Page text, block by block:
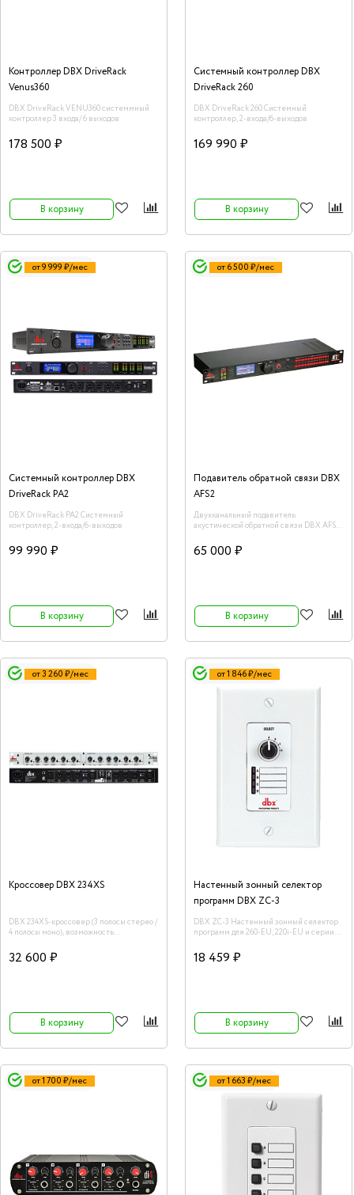
Контроллер DBX DriveRack
Venus360
DBX DriveRack VENU360 системмный
контроллер 3 входа/ 6 выходов
178 500 ₽
В корзину
Системный контроллер DBX
DriveRack 260
DBX DriveRack 260 Системный
контроллер, 2-входа/6-выходов
169 990 ₽
В корзину
от 9 999 ₽/мес
Системный контроллер DBX
DriveRack PA2
DBX DriveRack PA2 Системный
контроллер, 2-входа/6-выходов
99 990 ₽
В корзину
от 6 500 ₽/мес
Подавитель обратной связи DBX
AFS2
Двухканальный подавитель
акустической обратной связи DBX AFS2
фильтра на каждом канале.
65 000 ₽
В корзину
от 3 260 ₽/мес
Кроссовер DBX 234XS
DBX 234XS-кроссовер (3 полосы стерео /
4 полосы моно), возможность
в один, фильтр верхних частот в обоих
каналах (частота среза 40 Гц),
32 600 ₽
В корзину
от 1 846 ₽/мес
Настенный зонный селектор
программ DBX ZC-3
DBX ZC-3 Настенный зонный селектор
программ для 260-EU, 220i-EU и серии
18 459 ₽
В корзину
от 1 700 ₽/мес от 1 663 ₽/мес